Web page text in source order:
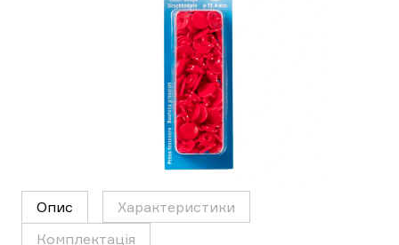
Опис
Характеристики
Комплектація